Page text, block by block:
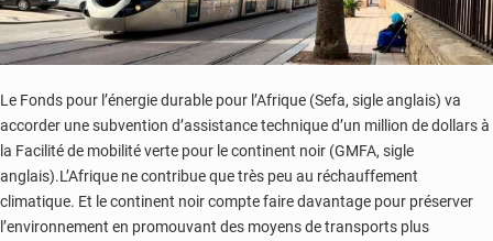
Le Fonds pour l’énergie durable pour l’Afrique (Sefa, sigle anglais) va
accorder une subvention d’assistance technique d’un million de dollars à
la Facilité de mobilité verte pour le continent noir (GMFA, sigle
anglais).L’Afrique ne contribue que très peu au réchauffement
climatique. Et le continent noir compte faire davantage pour préserver
l’environnement en promouvant des moyens de transports plus